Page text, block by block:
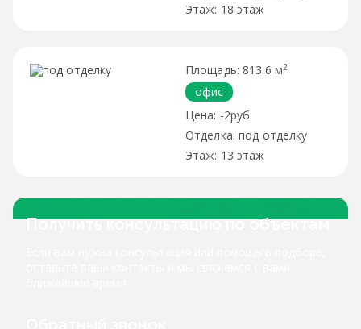
18 этаж
813.6 м2
офис
-2руб.
под отделку
13 этаж
Получить консультацию по объектам